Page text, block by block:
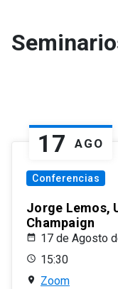
17 AGO
Conferencias
Jorge Lemos,
Champaign
17 de Agosto
15:30
Zoom